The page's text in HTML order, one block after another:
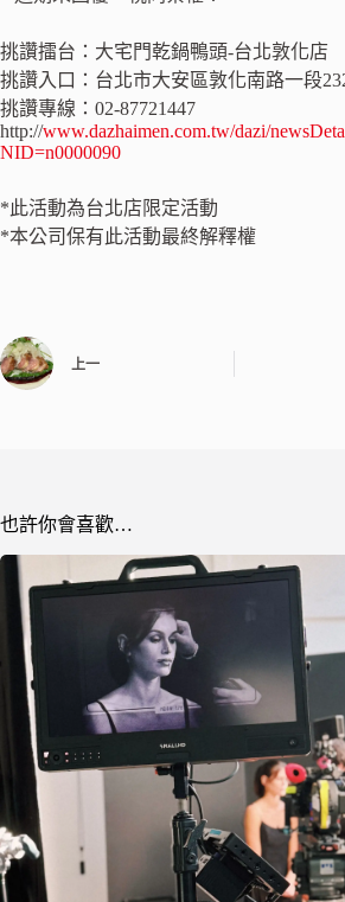
挑讚擂台：大宅門乾鍋鴨頭-台北敦化店
挑讚入口：台北市大安區敦化南路一段
挑讚專線：02-87721447
http://www.dazhaimen.com.tw/dazi/
NID=n0000090
*此活動為台北店限定活動
*本公司保有此活動最終解釋權
上一
也許你會喜歡…